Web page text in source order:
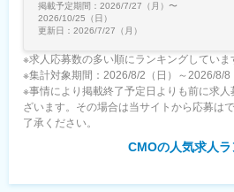
掲載予定期間： 2026/7/27（月） 〜
2026/10/25（日）
更新日： 2026/7/27（月）
※求人応募数の多い順にランキングしていま
※集計対象期間：2026/8/2（日）～2026/8/8
※事情により掲載終了予定日よりも前に求
ざいます。その場合は当サイトから応募は
了承ください。
CMOの人気求人